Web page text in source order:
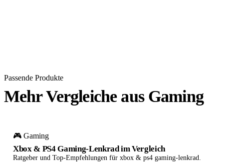
Passende Produkte
Mehr Vergleiche aus Gaming
🎮 Gaming
Xbox & PS4 Gaming-Lenkrad im Vergleich
Ratgeber und Top-Empfehlungen für xbox & ps4 gaming-lenkrad.